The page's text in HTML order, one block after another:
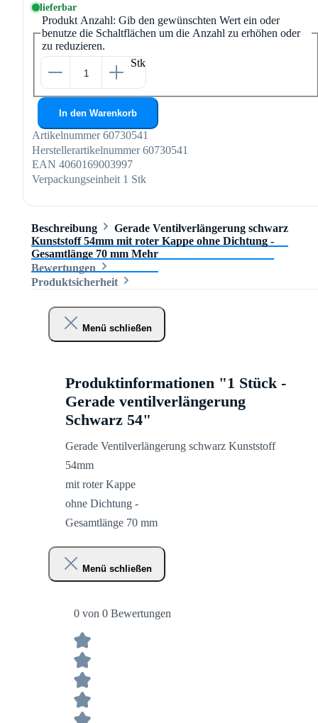
lieferbar
Produkt Anzahl: Gib den gewünschten Wert ein oder
benutze die Schaltflächen um die Anzahl zu erhöhen oder
zu reduzieren.
Stk
In den Warenkorb
Artikelnummer 60730541
Herstellerartikelnummer 60730541
EAN 4060169003997
Verpackungseinheit 1 Stk
Beschreibung
Gerade Ventilverlängerung schwarz
Kunststoff 54mm mit roter Kappe ohne Dichtung -
Gesamtlänge 70 mm Mehr
Bewertungen
Produktsicherheit
Menü schließen
Produktinformationen "1 Stück -
Gerade ventilverlängerung
Schwarz 54"
Gerade Ventilverlängerung schwarz Kunststoff
54mm
mit roter Kappe
ohne Dichtung -
Gesamtlänge 70 mm
Menü schließen
0 von 0 Bewertungen